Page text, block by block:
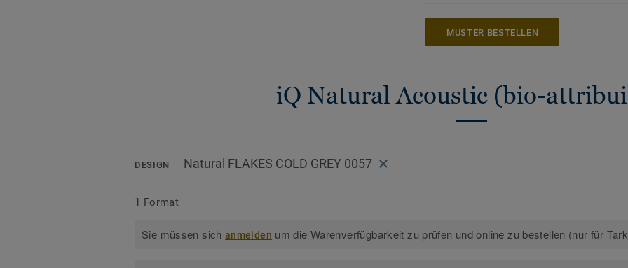
MUSTER BESTELLEN
iQ Natural Acoustic (bio-
DESIGN Natural FLAKES COLD GREY 0057
1 Format
Sie müssen sichanmelden um die Warenverfügbarkeit zu prüfen und online zu bestellen (nur für